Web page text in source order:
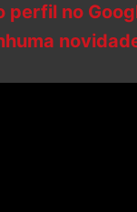
perfil no